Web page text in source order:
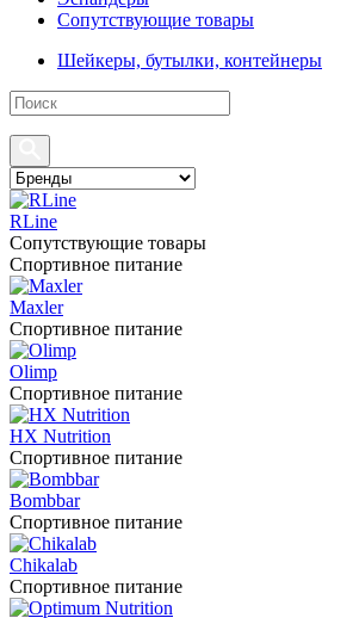
Сопутствующие товары
Шейкеры, бутылки, контейнеры
RLine
Сопутствующие товары
Спортивное питание
Maxler
Спортивное питание
Olimp
Спортивное питание
HX Nutrition
Спортивное питание
Bombbar
Спортивное питание
Chikalab
Спортивное питание